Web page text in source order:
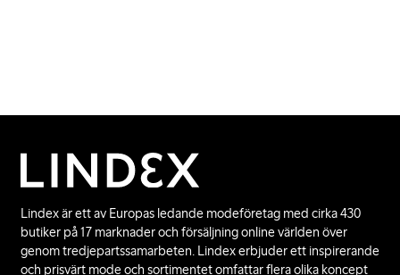
Lindex är ett av Europas ledande modeföretag med cirka 430
butiker på 17 marknader och försäljning online världen över
genom tredjepartssamarbeten. Lindex erbjuder ett inspirerande
och prisvärt mode och sortimentet omfattar flera olika koncept